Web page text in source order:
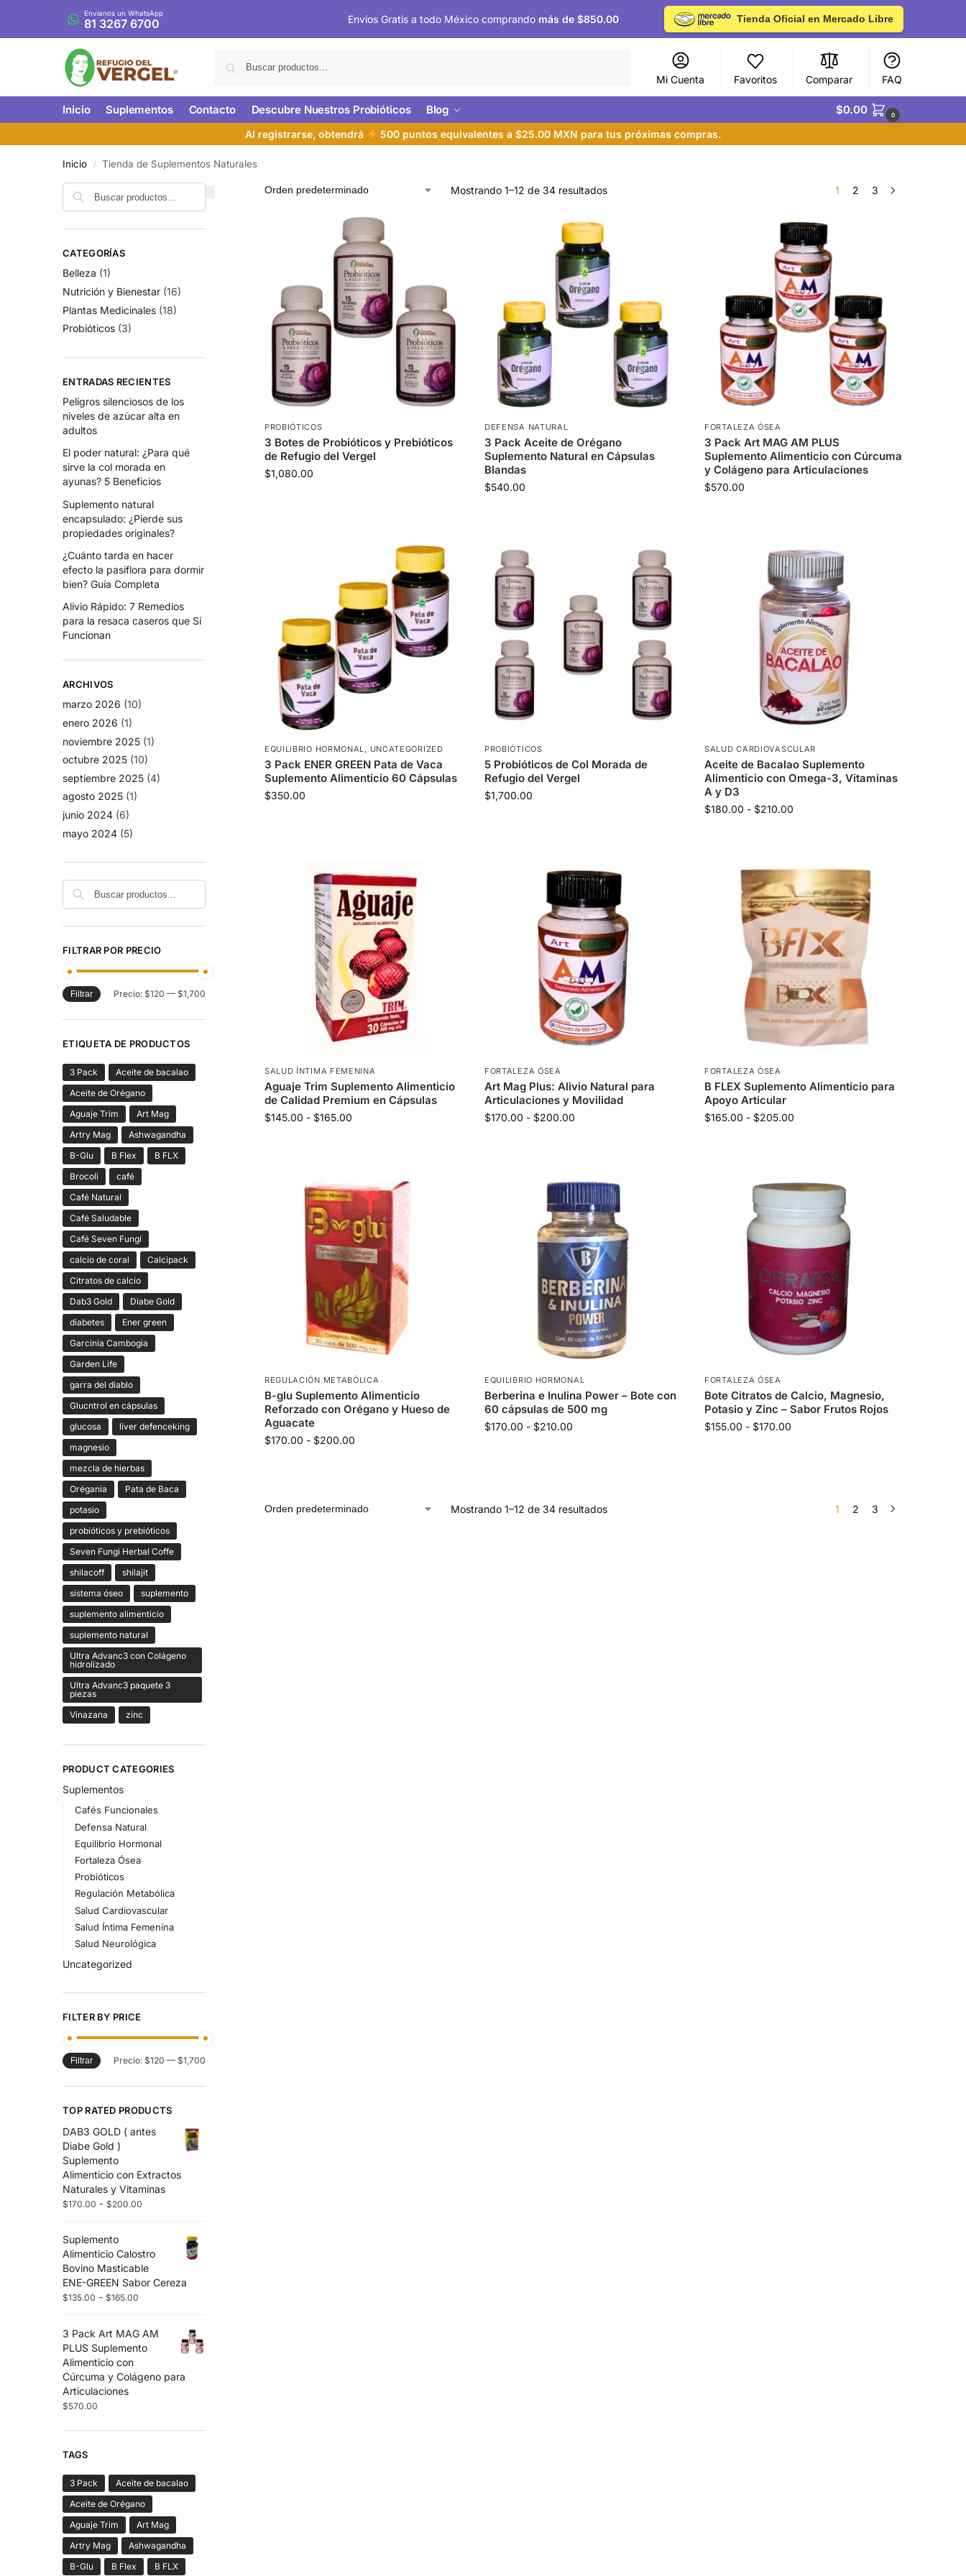
Envíanos un WhatsApp
81 3267 6700 Envíos Gratis a todo México comprando más de $850.00 Tienda Oficial en Mercado Libre
Mi Cuenta Favoritos Comparar FAQ
Inicio Suplementos Contacto Descubre Nuestros Probióticos Blog $0.00 0
Al registrarse, obtendrá 500 puntos equivalentes a $25.00 MXN para tus próximas compras.
Inicio / Tienda de Suplementos Naturales
Mostrando 1–12 de 34 resultados 1 2 3
PROBIÓTICOS
3 Botes de Probióticos y Prebióticos
de Refugio del Vergel
$1,080.00
DEFENSA NATURAL
3 Pack Aceite de Orégano
Suplemento Natural en Cápsulas
Blandas
$540.00
FORTALEZA ÓSEA
3 Pack Art MAG AM PLUS
Suplemento Alimenticio con Cúrcuma
y Colágeno para Articulaciones
$570.00
EQUILIBRIO HORMONAL, UNCATEGORIZED
3 Pack ENER GREEN Pata de Vaca
Suplemento Alimenticio 60 Cápsulas
$350.00
PROBIÓTICOS
5 Probióticos de Col Morada de
Refugio del Vergel
$1,700.00
SALUD CARDIOVASCULAR
Aceite de Bacalao Suplemento
Alimenticio con Omega-3, Vitaminas
A y D3
$180.00 - $210.00
SALUD ÍNTIMA FEMENINA
Aguaje Trim Suplemento Alimenticio
de Calidad Premium en Cápsulas
$145.00 - $165.00
FORTALEZA ÓSEA
Art Mag Plus: Alivio Natural para
Articulaciones y Movilidad
$170.00 - $200.00
FORTALEZA ÓSEA
B FLEX Suplemento Alimenticio para
Apoyo Articular
$165.00 - $205.00
REGULACIÓN METABÓLICA
B-glu Suplemento Alimenticio
Reforzado con Orégano y Hueso de
Aguacate
$170.00 - $200.00
EQUILIBRIO HORMONAL
Berberina e Inulina Power – Bote con
60 cápsulas de 500 mg
$170.00 - $210.00
FORTALEZA ÓSEA
Bote Citratos de Calcio, Magnesio,
Potasio y Zinc – Sabor Frutos Rojos
$155.00 - $170.00
Mostrando 1–12 de 34 resultados 1 2 3
CATEGORÍAS
Belleza (1)
Nutrición y Bienestar (16)
Plantas Medicinales (18)
Probióticos (3)
ENTRADAS RECIENTES
Peligros silenciosos de los
niveles de azúcar alta en
adultos
El poder natural: ¿Para qué
sirve la col morada en
ayunas? 5 Beneficios
Suplemento natural
encapsulado: ¿Pierde sus
propiedades originales?
¿Cuánto tarda en hacer
efecto la pasiflora para dormir
bien? Guía Completa
Alivio Rápido: 7 Remedios
para la resaca caseros que Sí
Funcionan
ARCHIVOS
marzo 2026 (10)
enero 2026 (1)
noviembre 2025 (1)
octubre 2025 (10)
septiembre 2025 (4)
agosto 2025 (1)
junio 2024 (6)
mayo 2024 (5)
FILTRAR POR PRECIO
Filtrar Precio: $120 — $1,700
ETIQUETA DE PRODUCTOS
3 Pack
Aceite de bacalao
Aceite de Orégano
Aguaje Trim
Art Mag
Artry Mag
Ashwagandha
B-Glu
B Flex
B FLX
Brocoli
café
Café Natural
Café Saludable
Café Seven Fungi
calcio de coral
Calcipack
Citratos de calcio
Dab3 Gold
Diabe Gold
diabetes
Ener green
Garcinia Cambogia
Garden Life
garra del diablo
Glucntrol en cápsulas
glucosa
liver defenceking
magnesio
mezcla de hierbas
Orégania
Pata de Baca
potasio
probióticos y prebióticos
Seven Fungi Herbal Coffe
shilacoff
shilajit
sistema óseo
suplemento
suplemento alimenticio
suplemento natural
Ultra Advanc3 con Colágeno
hidrolizado
Ultra Advanc3 paquete 3
piezas
Vinazana
zinc
PRODUCT CATEGORIES
Suplementos
Cafés Funcionales
Defensa Natural
Equilibrio Hormonal
Fortaleza Ósea
Probióticos
Regulación Metabólica
Salud Cardiovascular
Salud Íntima Femenina
Salud Neurológica
Uncategorized
FILTER BY PRICE
Filtrar Precio: $120 — $1,700
TOP RATED PRODUCTS
DAB3 GOLD ( antes
Diabe Gold )
Suplemento
Alimenticio con Extractos
Naturales y Vitaminas
$170.00 - $200.00
Suplemento
Alimenticio Calostro
Bovino Masticable
ENE-GREEN Sabor Cereza
$135.00 - $165.00
3 Pack Art MAG AM
PLUS Suplemento
Alimenticio con
Cúrcuma y Colágeno para
Articulaciones
$570.00
TAGS
3 Pack
Aceite de bacalao
Aceite de Orégano
Aguaje Trim
Art Mag
Artry Mag
Ashwagandha
B-Glu
B Flex B FLX